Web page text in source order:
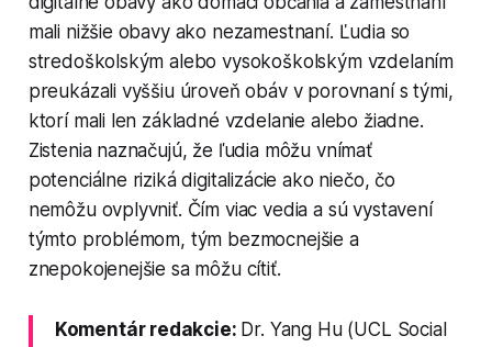
mali nižšie obavy ako nezamestnaní. Ľudia so
stredoškolským alebo vysokoškolským vzdelaním
preukázali vyššiu úroveň obáv v porovnaní s tými,
ktorí mali len základné vzdelanie alebo žiadne.
Zistenia naznačujú, že ľudia môžu vnímať
potenciálne riziká digitalizácie ako niečo, čo
nemôžu ovplyvniť. Čím viac vedia a sú vystavení
týmto problémom, tým bezmocnejšie a
znepokojenejšie sa môžu cítiť.
Komentár redakcie: Dr. Yang Hu (UCL Social